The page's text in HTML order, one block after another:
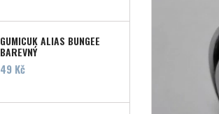
GUMICUK ALIAS BUNGEE
BAREVNÝ
Cena
49 Kč